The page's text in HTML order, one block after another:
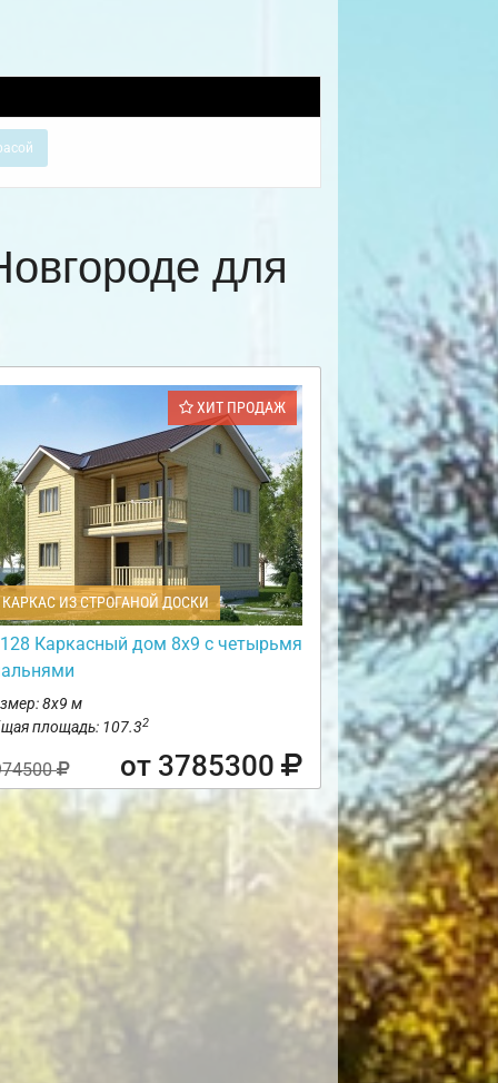
для
ХИТ ПРОДАЖ
ИЗ СТРОГАНОЙ ДОСКИ
Каркасный дом 8х9 с четырьмя
8х9 м
площадь: 107.32
от 3785300